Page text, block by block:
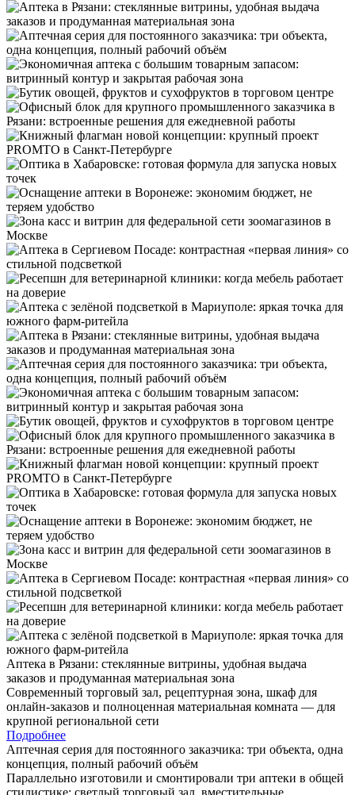
Аптека в Рязани: стеклянные витрины, удобная выдача
заказов и продуманная материальная зона
Современный торговый зал, рецептурная зона, шкаф для
онлайн-заказов и полноценная материальная комната — для
крупной региональной сети
Подробнее
Аптечная серия для постоянного заказчика: три объекта, одна
концепция, полный рабочий объём
Параллельно изготовили и смонтировали три аптеки в общей
стилистике: светлый торговый зал, вместительные